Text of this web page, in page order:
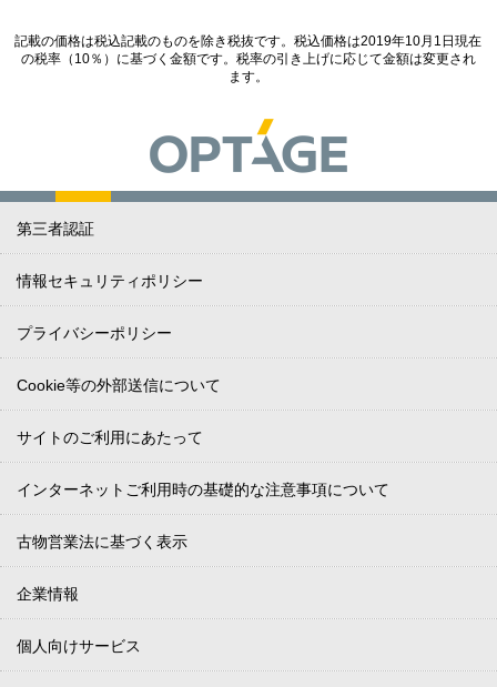
記載の価格は税込記載のものを除き税抜です。税込価格は2019年10月1日現在
の税率（10％）に基づく金額です。税率の引き上げに応じて金額は変更され
ます。
第三者認証
情報セキュリティポリシー
プライバシーポリシー
Cookie等の外部送信について
サイトのご利用にあたって
インターネットご利用時の基礎的な注意事項について
古物営業法に基づく表示
企業情報
個人向けサービス